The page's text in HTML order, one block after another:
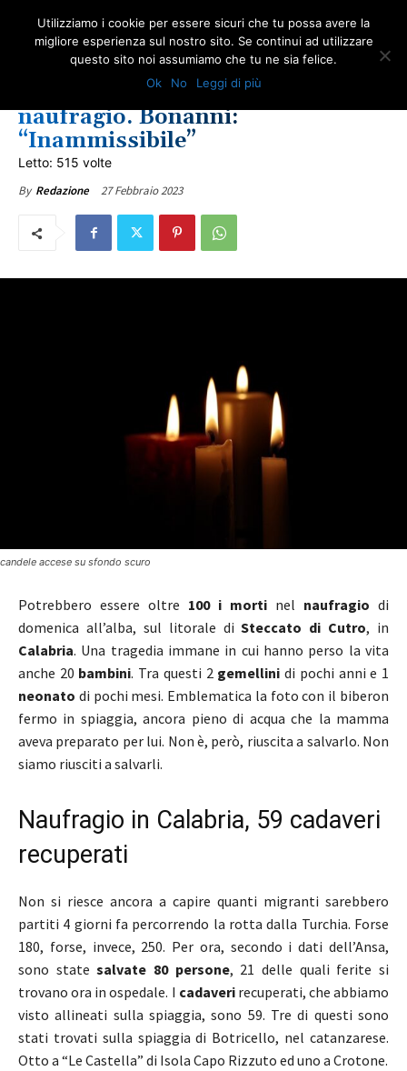
IN PRIMO PIANO
Calabria, 100 morti nel
naufragio. Bonanni:
“Inammissibile”
Letto: 515 volte
By Redazione 27 Febbraio 2023
candele accese su sfondo scuro
Potrebbero essere oltre 100 i morti nel naufragio di
domenica all’alba, sul litorale diSteccato di Cutro, in
Calabria. Una tragedia immane in cui hanno perso la vita
anche 20 bambini. Tra questi 2 gemellini di pochi anni e 1
neonato di pochi mesi. Emblematica la foto con il biberon
fermo in spiaggia, ancora pieno di acqua che la mamma
aveva preparato per lui. Non è, però, riuscita a salvarlo. Non
siamo riusciti a salvarli.
Naufragio in Calabria, 59 cadaveri
recuperati
Non si riesce ancora a capire quanti migranti sarebbero
partiti 4 giorni fa percorrendo la rotta dalla Turchia. Forse
180, forse, invece, 250. Per ora, secondo i dati dell’Ansa,
sono statesalvate 80 persone, 21 delle quali ferite si
trovano ora in ospedale. I cadaveri recuperati, che abbiamo
visto allineati sulla spiaggia, sono 59. Tre di questi sono
stati trovati sulla spiaggia di Botricello, nel catanzarese.
Otto a “Le Castella” di Isola Capo Rizzuto ed uno a Crotone.
Utilizziamo i cookie per essere sicuri che tu possa avere la
migliore esperienza sul nostro sito. Se continui ad utilizzare
questo sito noi assumiamo che tu ne sia felice.
Ok
No Leggi di più